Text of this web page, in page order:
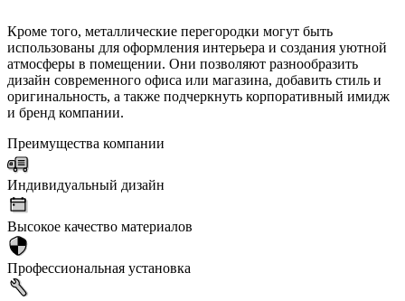
Кроме того, металлические перегородки могут быть
использованы для оформления интерьера и создания уютной
атмосферы в помещении. Они позволяют разнообразить
дизайн современного офиса или магазина, добавить стиль и
оригинальность, а также подчеркнуть корпоративный имидж
и бренд компании.
Преимущества компании
Индивидуальный дизайн
Высокое качество материалов
Профессиональная установка